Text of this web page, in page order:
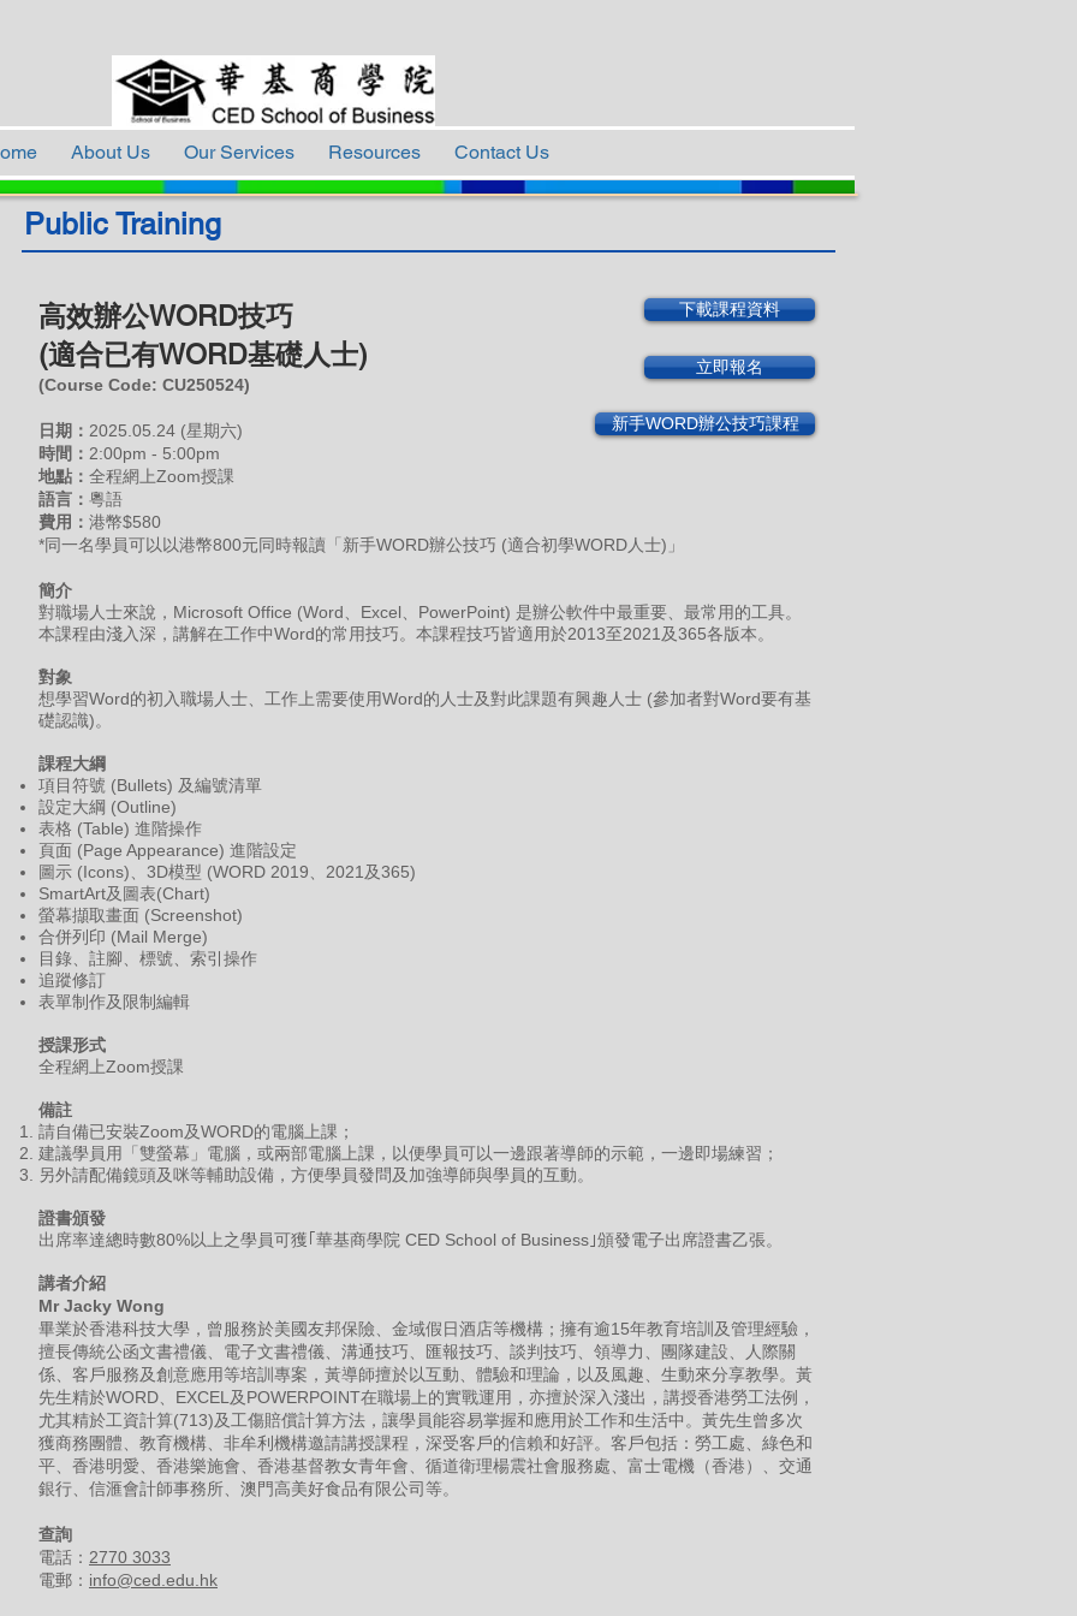
About Us Our Services Resources Contact Us
Public Training
高效辦公WORD技巧
(適合已有WORD基礎人士)
(Course Code: CU250524)
日期： 2025 .05 .24 (星期六)
時間： 2:00pm - 5:00pm
地點： 全程網上Zoom授課
語言： 粵語
費用 ： 港幣$580
*同一名學員可以以港幣800元同時報讀「新手WORD辦公技巧 (適合初學WORD人士)」
簡介
對職場人士來說，Microsoft Office (Word、Excel、PowerPoint) 是辦公軟件中最重要、最常用的工具。
本課程由淺入深，講解在工作中Word的常用技巧。本課程技巧皆適用於2013至2021及365各版本。
對象
想學習Word的初入職場人士、工作上需要使用Word的人士及對此課題有興趣人士 (參加者對Word要有基
礎認識)。
課程大綱
項目符號 (Bullets) 及編號清單
設定大綱 (Outline)
表格 (Table) 進階操作
頁面 (Page Appearance) 進階設定
圖示 (Icons)、3D模型 (WORD 2019、2021及365)
SmartArt及圖表(Chart)
螢幕擷取畫面 (Screenshot)
合併列印 (Mail Merge)
目錄、註腳、標號、索引操作
追蹤修訂
表單制作及限制編輯
授課形式
全程網上Zoom授課
備註
請自備已安裝Zoom及WORD的電腦上課；
建議學員用「雙螢幕」電腦，或兩部電腦上課，以便學員可以一邊跟著導師的示範，一邊即場練習；
另外請配備鏡頭及咪等輔助設備，方便學員發問及加強導師與學員的互動。
證書頒發
出席率達總時數80%以上之學員可獲｢華基商學院 CED School of Business｣頒發電子出席證書乙張。
講者介紹
Mr Jacky Wong
畢業於香港科技大學，曾服務於美國友邦保險、金域假日酒店等機構；擁有逾15年教育培訓及管理經驗，
擅長傳統公函文書禮儀、電子文書禮儀、溝通技巧、匯報技巧、談判技巧、領導力、團隊建設、人際關
係、客戶服務及創意應用等培訓專案，黃導師擅於以互動、體驗和理論，以及風趣、生動來分享教學。黃
先生精於WORD、EXCEL及POWERPOINT在職場上的實戰運用，亦擅於深入淺出，講授香港勞工法例，
尤其精於工資計算(713)及工傷賠償計算方法，讓學員能容易掌握和應用於工作和生活中。黃先生曾多次
獲商務團體、教育機構、非牟利機構邀請講授課程，深受客戶的信賴和好評。客戶包括：勞工處、綠色和
平、香港明愛、香港樂施會、香港基督教女青年會、循道衛理楊震社會服務處、富士電機（香港）、交通
銀行、信滙會計師事務所、澳門高美好食品有限公司等。
查詢
電話： 2770 3033
電郵： info@ced.edu.hk
下載課程資料
立即報名
新手WORD辦公技巧課程